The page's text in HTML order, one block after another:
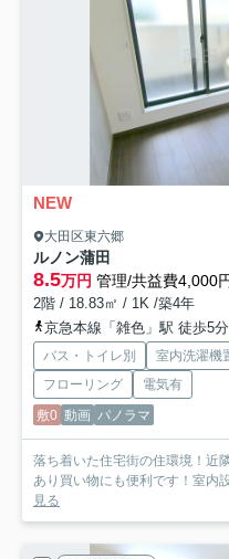
NEW
大田区東六郷
ルノン蒲田
8.5万円 管理/共益費4,000
2階 / 18.83㎡ / 1K /築4年
京急本線「雑色」駅 徒歩5分
バス・トイレ別 室内洗濯機
フローリング
電気有
敷0 動画 パノラマ
落ち着いた住宅街の住環境！近
あり買い物にも便利です！室内
見る